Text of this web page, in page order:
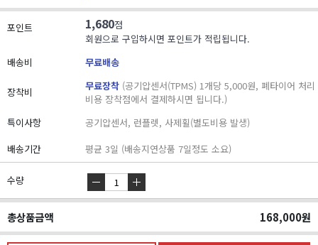
포인트 1,680점
회원으로 구입하시면 포인트가 적립됩니다.
배송비
무료배송
장착비 무료장착 (공기압센서(TPMS) 1개당 5,000원, 폐타이어 처리
비용 장착점에서 결제하시면 됩니다.)
특이사항
공기압센서, 런플렛, 사제휠(별도비용 발생)
배송기간
평균 3일 (배송지연상품 7일정도 소요)
수량
총상품금액 168,000원